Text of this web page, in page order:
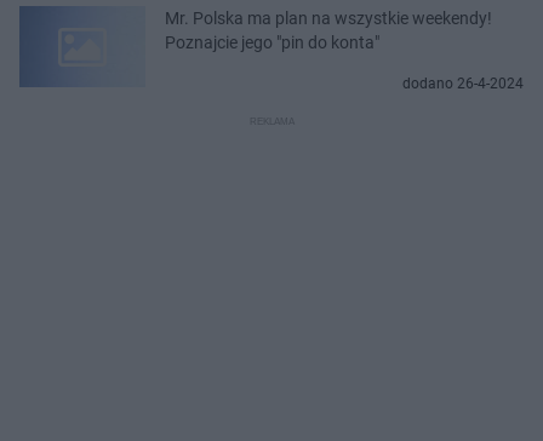
Mr. Polska ma plan na wszystkie weekendy!
Poznajcie jego "pin do konta"
dodano 26-4-2024